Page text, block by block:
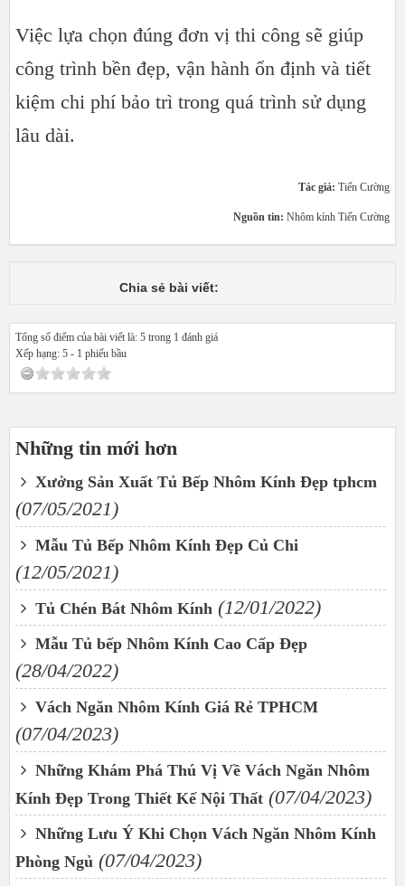
Việc lựa chọn đúng đơn vị thi công sẽ giúp
công trình bền đẹp, vận hành ổn định và tiết
kiệm chi phí bảo trì trong quá trình sử dụng
lâu dài.
Tác giả: Tiến Cường
Nguồn tin: Nhôm kính Tiến Cường
Chia sẻ bài viết:
Tổng số điểm của bài viết là: 5 trong 1 đánh giá
Xếp hạng: 5 - 1 phiếu bầu
Những tin mới hơn
Xưởng Sản Xuất Tủ Bếp Nhôm Kính Đẹp tphcm
(07/05/2021)
Mẫu Tủ Bếp Nhôm Kính Đẹp Củ Chi
(12/05/2021)
Tủ Chén Bát Nhôm Kính (12/01/2022)
Mẫu Tủ bếp Nhôm Kính Cao Cấp Đẹp
(28/04/2022)
Vách Ngăn Nhôm Kính Giá Rẻ TPHCM
(07/04/2023)
Những Khám Phá Thú Vị Về Vách Ngăn Nhôm
Kính Đẹp Trong Thiết Kế Nội Thất (07/04/2023)
Những Lưu Ý Khi Chọn Vách Ngăn Nhôm Kính
Phòng Ngủ (07/04/2023)